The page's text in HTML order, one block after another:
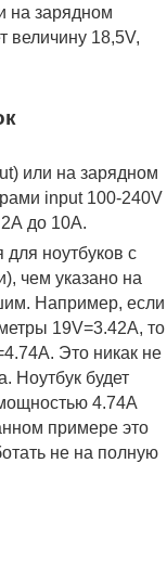
на зарядном
величину 18,5V,
или на зарядном
input 100-240V
до 10A.
ноутбуков с
чем указано на
Например, если
19V=3.42A, то
Это никак не
Ноутбук будет
4.74А
примере это
не на полную